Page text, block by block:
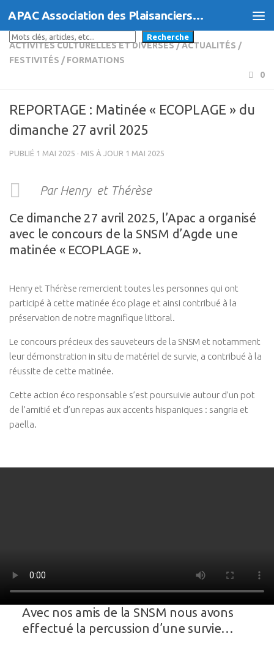
Skip to content APAC Association des Plaisanciers d'Agde et du Cap
Rechercher
Recherche
ACTIVITÉS CULTURELLES ET DIVERSES/ACTUALITÉS /
FESTIVITÉS / FORMATIONS
0
REPORTAGE : Matinée « ECOPLAGE » du
dimanche 27 avril 2025
PUBLIÉ 1 MAI 2025 · MIS À JOUR 1 MAI 2025
Par Henry et Thérèse
Ce dimanche 27 avril 2025, l’Apac a organisé
avec le concours de la SNSM d’Agde une
matinée « ECOPLAGE ».
Henry et Thérèse remercient toutes les personnes qui ont
participé à cette matinée éco plage et ainsi contribué à la
préservation de notre magnifique littoral.
Le concours précieux des sauveteurs de la SNSM et notamment
leur démonstration in situ de matériel de survie, a contribué à la
réussite de cette matinée.
Cette action éco responsable s’est poursuivie autour d’un pot
de l’amitié et d’un repas aux accents hispaniques : sangria et
paella.
Avec nos amis de la SNSM nous avons
effectué la percussion d’une survie…